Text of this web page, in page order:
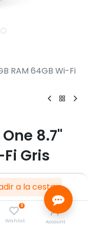
a la cesta
0
Wishlist Account
RAM 64GB Wi-Fi
8.7"
Fi Gris
táctil, 60Hz, 480